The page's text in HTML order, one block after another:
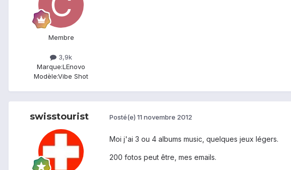
Membre
3,9k
Marque:LEnovo
Modèle:Vibe Shot
swisstourist Posté(e) 11 novembre 2012
Moi j'ai 3 ou 4 albums music, quelques jeux légers.
200 fotos peut être, mes emails.